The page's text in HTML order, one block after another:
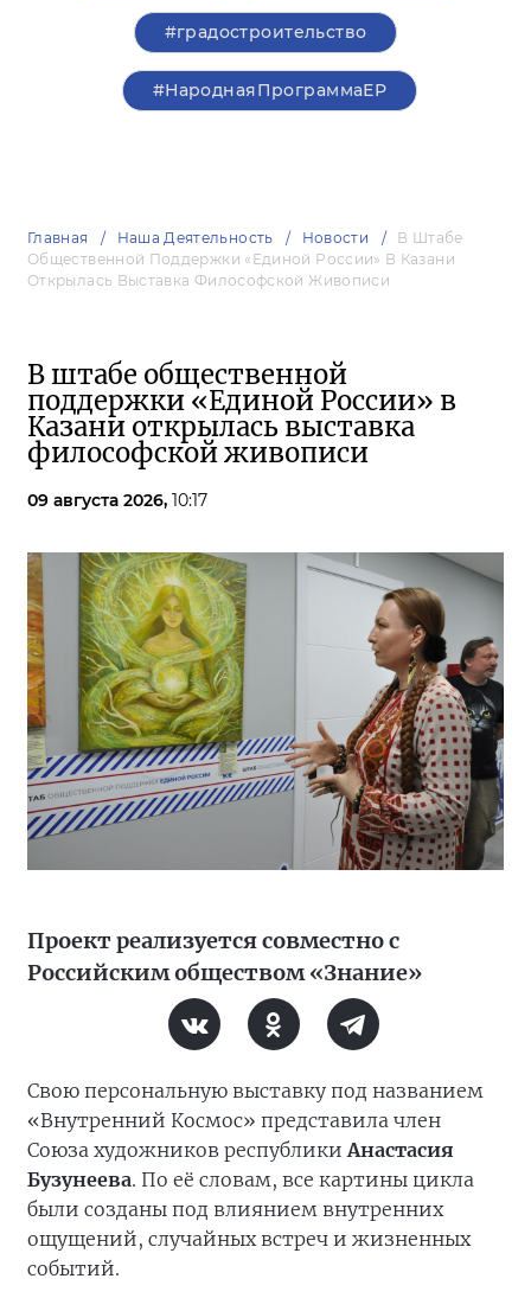
#градостроительство
#НароднаяПрограммаЕР
Главная Наша Деятельность Новости
В Штабе
Общественной Поддержки «Единой России» В Казани
Открылась Выставка Философской Живописи
В штабе общественной
поддержки «Единой России» в
Казани открылась выставка
философской живописи
09 августа 2026, 10:17
Проект реализуется совместно с
Российским обществом «Знание»
Свою персональную выставку под названием
«Внутренний Космос» представила член
Союза художников республики Анастасия
Бузунеева. По её словам, все картины цикла
были созданы под влиянием внутренних
ощущений, случайных встреч и жизненных
событий.